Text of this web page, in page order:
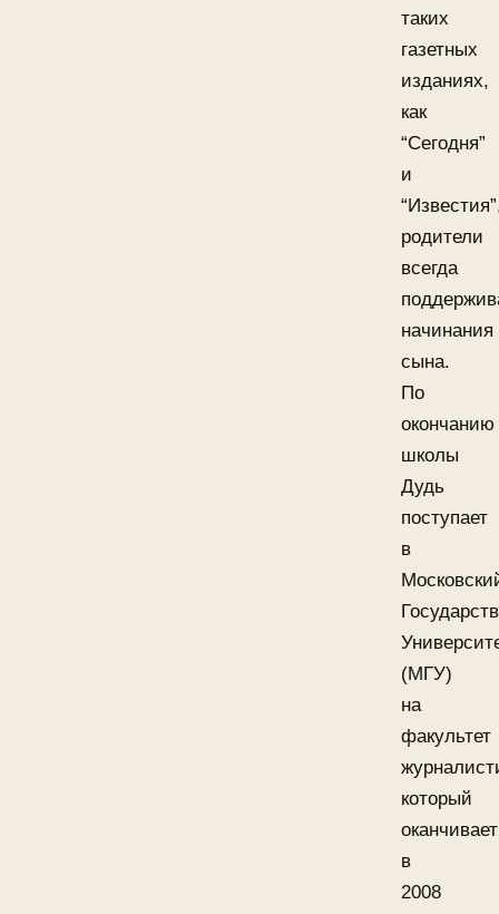
таких
газетных
изданиях,
как
“Сегодня”
и
родители
всегда
начинания
сына.
По
окончанию
школы
Дудь
поступает
в
(МГУ)
на
факультет
который
оканчивает
в
2008